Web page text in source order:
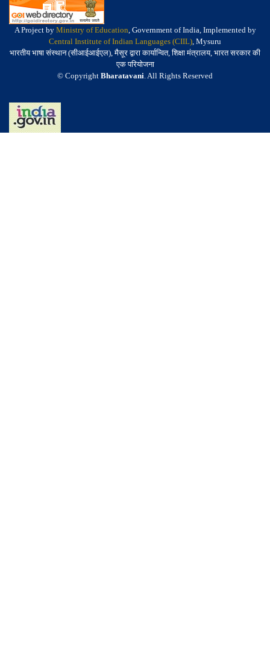
A Project by Ministry of Education, Government of India, Implemented by
Central Institute of Indian Languages (CIIL), Mysuru
भारतीय भाषा संस्थान (सीआईआईएल), मैसूर द्वारा कार्यान्वित, शिक्षा मंत्रालय, भारत सरकार की
एक परियोजना
© Copyright Bharatavani. All Rights Reserved